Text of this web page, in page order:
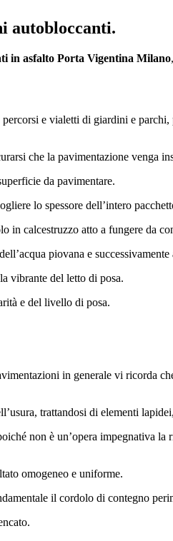
autobloccanti.
in asfalto Porta Vigentina Milano
e vialetti di giardini e
che la pavimentazione venga
da pavimentare.
lo spessore dell’intero
in calcestruzzo atto a fungere da
piovana e
vibrante del letto di posa.
e del livello di posa.
in generale vi ricorda
trattandosi di elementi
non è un’opera impegnativa
omogeneo e uniforme.
il cordolo di contegno